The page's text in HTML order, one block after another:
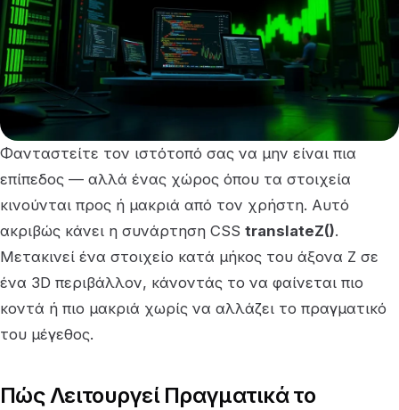
Φανταστείτε τον ιστότοπό σας να μην είναι πια
επίπεδος — αλλά ένας χώρος όπου τα στοιχεία
κινούνται προς ή μακριά από τον χρήστη. Αυτό
ακριβώς κάνει η συνάρτηση CSS translateZ().
Μετακινεί ένα στοιχείο κατά μήκος του άξονα Z σε
ένα 3D περιβάλλον, κάνοντάς το να φαίνεται πιο
κοντά ή πιο μακριά χωρίς να αλλάζει το πραγματικό
του μέγεθος.
Πώς Λειτουργεί Πραγματικά το